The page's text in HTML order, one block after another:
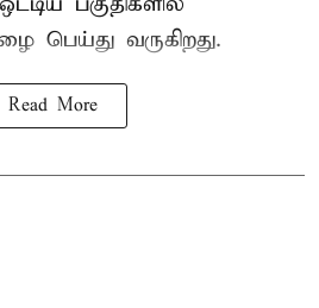
பெய்து வருகிறது.
Read More